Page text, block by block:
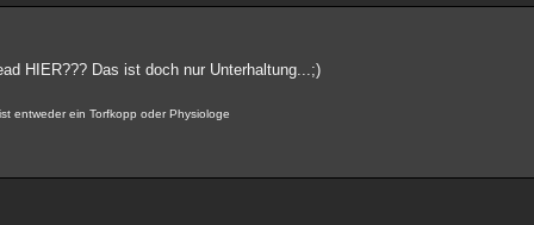
HIER??? Das ist doch nur Unterhaltung...;)
entweder ein Torfkopp oder Physiologe